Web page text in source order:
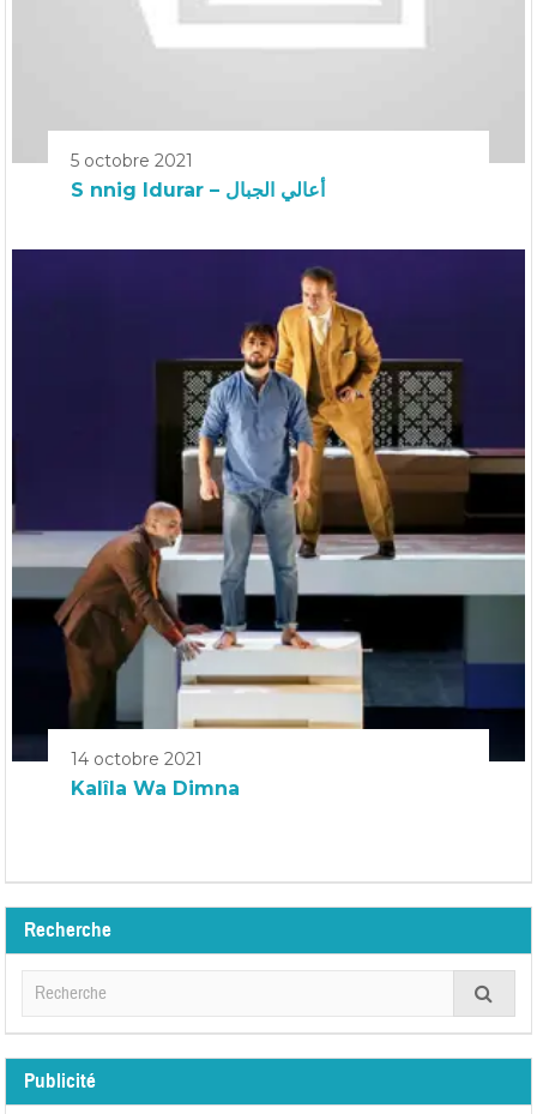
5 octobre 2021
S nnig Idurar – أعالي الجبال
14 octobre 2021
Kalîla Wa Dimna
Recherche
Publicité